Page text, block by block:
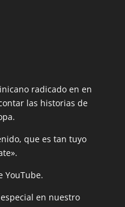
radicado en en
las historias de
que es tan tuyo
YouTube.
en nuestro